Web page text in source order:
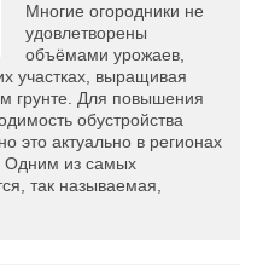
Многие огородники не
удовлетворены
объёмами урожаев,
участках, выращивая
грунте. Для повышения
обустройства
это актуально в регионах
Одним из самых
так называемая,